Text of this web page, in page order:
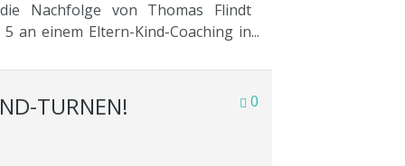
Nachfolge von Thomas Flindt
an einem Eltern-Kind-Coaching in
Torno, Mona Jochims, Celine
0
TURNEN!